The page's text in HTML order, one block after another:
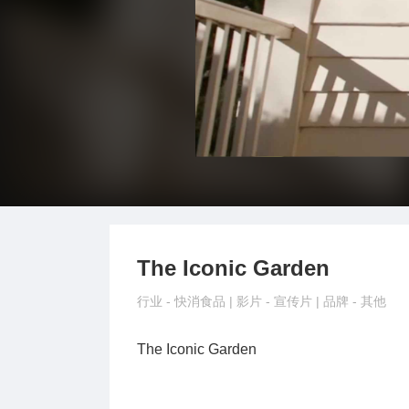
The Iconic Garden
行业 - 快消食品 | 影片 - 宣传片 | 品牌 - 其他
The Iconic Garden